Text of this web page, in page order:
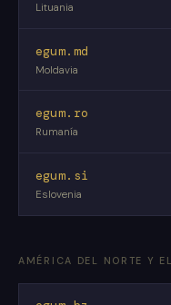
Lituania
egum.md
Moldavia
egum.ro
Rumanía
egum.si
Eslovenia
AMÉRICA DEL NORTE Y